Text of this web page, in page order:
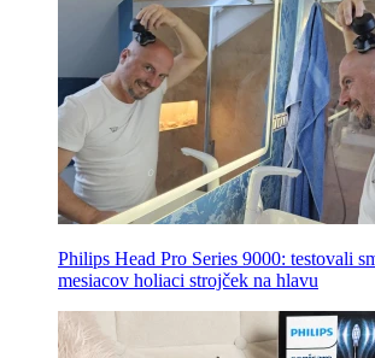
Philips Head Pro Series 9000: testovali
mesiacov holiaci strojček na hlavu